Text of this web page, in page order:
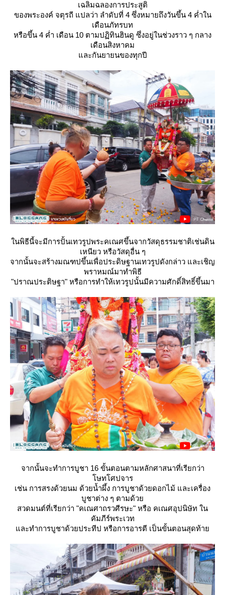
เฉลิมฉลองการประสูติ
ของพระองค์ จตุรถี แปลว่า ลำดับที่ 4 ซึ่งหมายถึงวันขึ้น 4 ค่ำใน
เดือนภัทรบท
หรือขึ้น 4 ค่ำ เดือน 10 ตามปฏิทินฮินดู ซึ่งอยู่ในช่วงราว ๆ กลาง
เดือนสิงหาคม
ละกันยายนของทุกปี
นพิธีนี้จะมีการปั้นเทวรูปพระคเณศขึ้นจากวัสดุธรรมชาติเช่นดิน
เหนียว หรือวัสดุอื่น ๆ
จากนั้นจะสร้างมณฑปขึ้นเพื่อประดิษฐานเทวรูปดังกล่าว และเชิญ
พราหมณ์มาทำพิธี
"ปราณประติษฐา" หรือการทำให้เทวรูปนั้นมีความศักดิ์สิทธิ์ขึ้นมา
จากนั้นจะทำการบูชา 16 ขั้นตอนตามหลักศาสนาที่เรียกว่า
ษทโศปจาร
เช่น การสรงด้วยนม ด้วยน้ำผึ้ง การบูชาด้วยดอกไม้ และเครื่อง
บูชาต่าง ๆ ตามด้ว
สวดมนต์ที่เรียกว่า "คเณศาถรวศีรษะ" หรือ คเณศอุปนิษัท ใน
คัมภีร์พระเวท
ละทำการบูชาด้วยประทีป หรือการอารตี เป็นขั้นตอนสุดท้า